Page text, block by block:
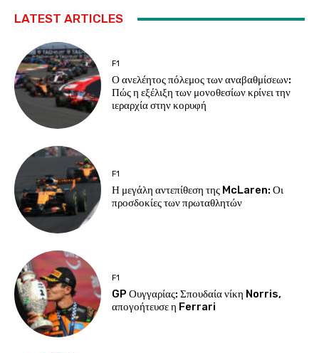
LATEST ARTICLES
F1
Ο ανελέητος πόλεμος των αναβαθμίσεων:
Πώς η εξέλιξη των μονοθεσίων κρίνει την
ιεραρχία στην κορυφή
F1
Η μεγάλη αντεπίθεση της McLaren: Οι
προσδοκίες των πρωταθλητών
F1
GP Ουγγαρίας: Σπουδαία νίκη Norris,
απογοήτευσε η Ferrari